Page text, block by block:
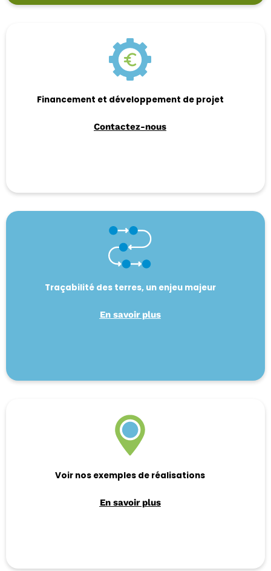
Financement et développement de projet
Contactez-nous
Traçabilité des terres, un enjeu majeur
En savoir plus
Voir nos exemples de réalisations
En savoir plus